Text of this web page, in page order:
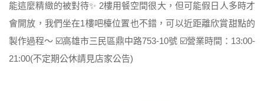
能這麼精緻的被對待✨ 2樓用餐空間很大，但可能假日人多時才
會開放，我們坐在1樓吧檯位置也不錯，可以近距離欣賞甜點的
製作過程～ ☑️高雄市三民區鼎中路753-10號 ☑️營業時間：13:00-
21:00(不定期公休請見店家公告)